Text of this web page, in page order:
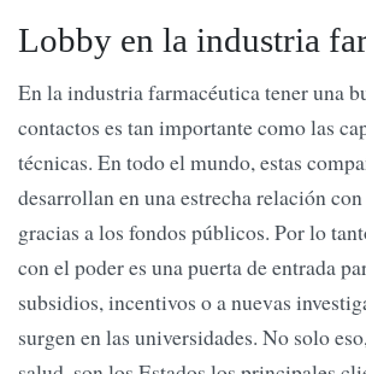
Lobby en la industria
En la industria farmacéutica tener una
contactos es tan importante como las
técnicas. En todo el mundo, estas
desarrollan en una estrecha relación
gracias a los fondos públicos. Por lo
con el poder es una puerta de entrada
subsidios, incentivos o a nuevas
surgen en las universidades. No solo